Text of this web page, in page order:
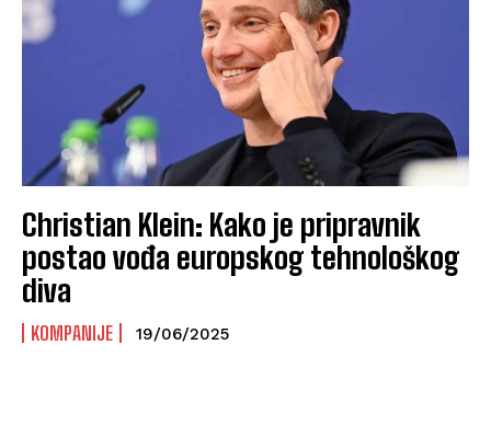
Christian Klein: Kako je pripravnik
postao vođa europskog tehnološkog
diva
KOMPANIJE 19/06/2025